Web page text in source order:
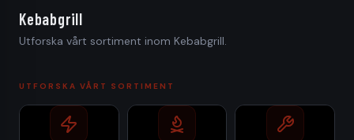
Kebabgrill
Utforska vårt sortiment inom Kebabgrill.
UTFORSKA VÅRT SORTIMENT